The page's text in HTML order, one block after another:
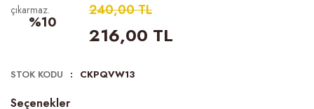
çıkarmaz.
%10
240,00 TL
216,00 TL
STOK KODU CKPQVW13
Seçenekler